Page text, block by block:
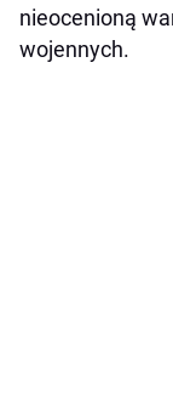
nieocenioną
wojennych.